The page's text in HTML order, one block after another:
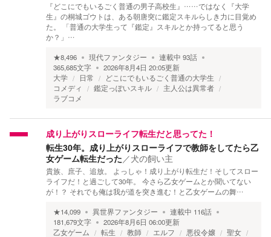
『どこにでもいるごく普通の男子高校生』……ではなく『大学
生』の桐城ゴウトは、ある朝唐突に鑑定スキルらしき力に目覚め
た。 「普通の大学生って『鑑定』スキルとか持ってると思う
か？」…
★8,496 現代ファンタジー 連載中 93話
365,685文字 2026年8月4日 20:05更新
大学
日常
どこにでもいるごく普通の大学生
コメディ
鑑定っぽいスキル
主人公は異常者
ラブコメ
成り上がりスローライフ転生だと思ってた！
転生30年。成り上がりスローライフで教師をしてたら乙
女ゲーム転生だった／犬の飼い主
貴族、庶子、追放。 よっしゃ！成り上がり転生だ！そしてスロー
ライフだ！と過ごして30年。 今さら乙女ゲームとか聞いてない
が！？ それでも俺は我が道を突き進む！と乙女ゲームの舞…
★14,099 異世界ファンタジー 連載中 116話
181,679文字 2026年8月6日 06:00更新
乙女ゲーム
転生 教師 エルフ 悪役令嬢
聖女